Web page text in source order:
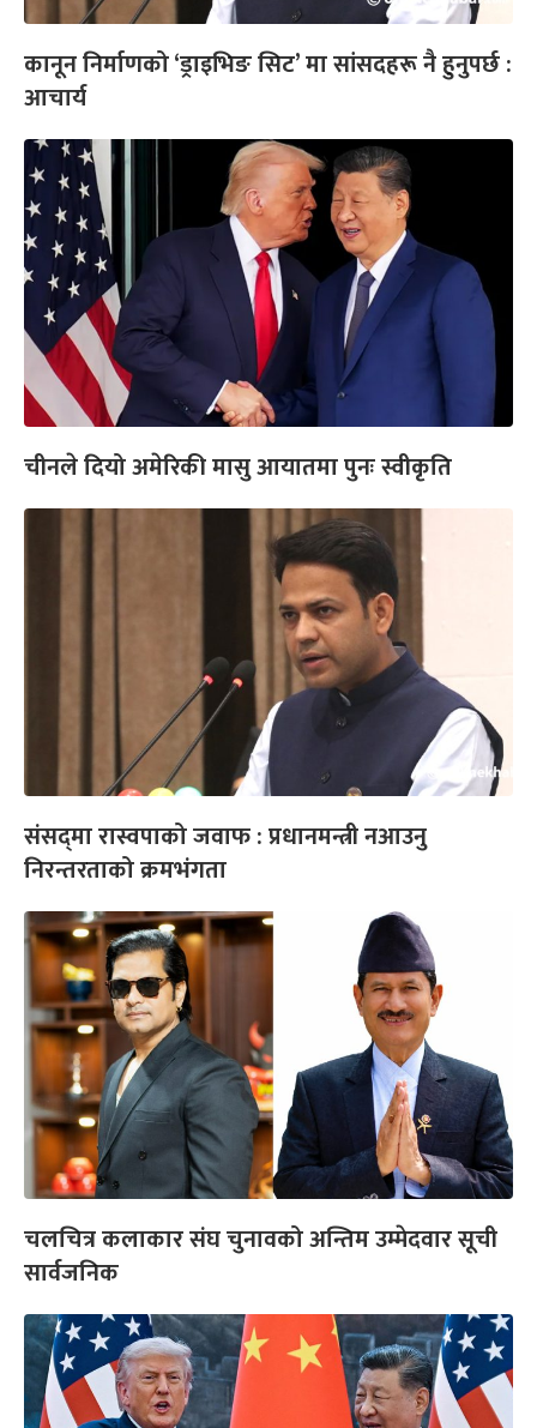
कानून निर्माणको ‘ड्राइभिङ सिट’ मा सांसदहरू नै हुनुपर्छ :
आचार्य
चीनले दियो अमेरिकी मासु आयातमा पुनः स्वीकृति
संसद्‌मा रास्वपाको जवाफ : प्रधानमन्त्री नआउनु
निरन्तरताको क्रमभंगता
चलचित्र कलाकार संघ चुनावको अन्तिम उम्मेदवार सूची
सार्वजनिक